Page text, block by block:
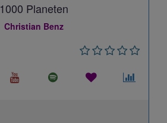
1000 Planeten
Christian Benz